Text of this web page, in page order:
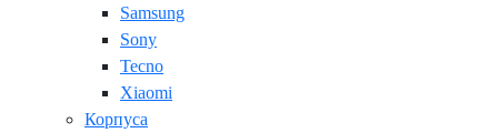
Samsung
Sony
Tecno
Xiaomi
Корпуса